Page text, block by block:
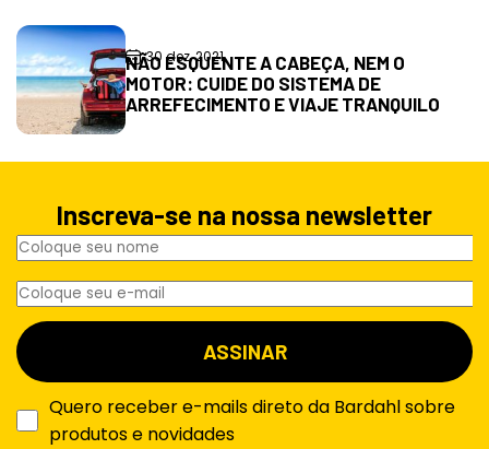
30 dez, 2021
NÃO ESQUENTE A CABEÇA, NEM O
MOTOR: CUIDE DO SISTEMA DE
ARREFECIMENTO E VIAJE TRANQUILO
Inscreva-se na nossa newsletter
Quero receber e-mails direto da Bardahl sobre
produtos e novidades